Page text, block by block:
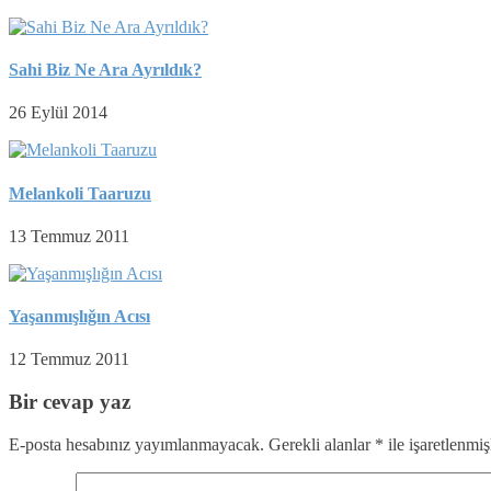
Sahi Biz Ne Ara Ayrıldık?
26 Eylül 2014
Melankoli Taaruzu
13 Temmuz 2011
Yaşanmışlığın Acısı
12 Temmuz 2011
Bir cevap yaz
E-posta hesabınız yayımlanmayacak. Gerekli alanlar * ile